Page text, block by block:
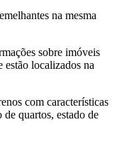
na mesma
sobre imóveis
estão localizados na
com características
quartos, estado de